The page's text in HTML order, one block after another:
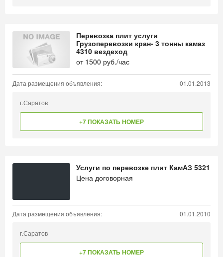
Перевозка плит услуги
Грузоперевозки кран- 3 тонны камаз
4310 вездеход
от 1500 руб./час
Дата размещения объявления: 01.01.2013
г.Саратов
+7 ПОКАЗАТЬ НОМЕР
Услуги по перевозке плит КамАЗ 5321
Цена договорная
Дата размещения объявления: 01.01.2010
г.Саратов
+7 ПОКАЗАТЬ НОМЕР